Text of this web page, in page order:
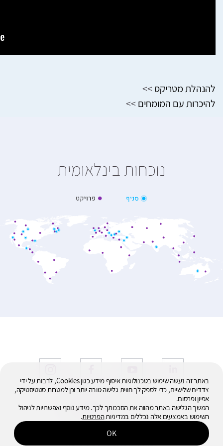
להנהלת מטריקס>>
להיכרות עם המומחים>>
נוכחות בינלאומית
באתר זה נעשה שימוש בטכנולוגיות איסוף מידע כגון Cookies, לרבות על ידי
צדדים שלישיים, כדי לספק לך חווית גלישה טובה יותר וכן למטרות סטטיסטיקה,
אפיון ופרסום.
המשך הגלישה באתר מהווה את הסכמתך לכך. מידע נוסף ואפשרויות לניהול
השימוש באמצעים אלה נכללים במדיניותהפרטיות.
OK
כל הזכויות שמורות © 2026
מדיניות פרטיות ותנאי שימוש נגישות